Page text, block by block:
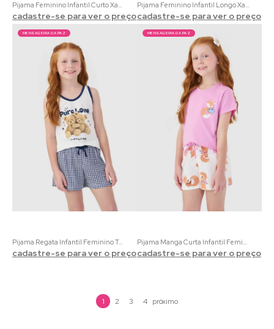
Pijama Feminino Infantil Curto Xadrez Aconchego | 100% Algodão
cadastre-se para ver o preço
Pijama Feminino Infantil Longo Xadrez Aconchego | 100% Algodão
cadastre-se para ver o preço
MENSAGEIRA DA PAZ
Pijama Regata Infantil Feminino Teddy Love | Com Estampa De Ursinhos
cadastre-se para ver o preço
MENSAGEIRA DA PAZ
Pijama Manga Curta Infantil Feminino Liso e Estampado
cadastre-se para ver o preço
1 2 3 4